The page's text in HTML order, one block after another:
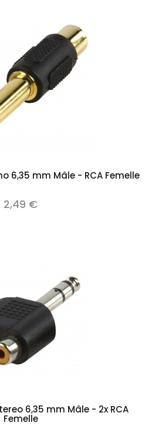
6,35 mm Mâle - RCA Femelle
2,49 €
6,35 mm Mâle - 2x RCA
Femelle